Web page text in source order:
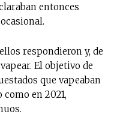
entonces
ellos respondieron y, de
El objetivo de
que vapeaban
en 2021,